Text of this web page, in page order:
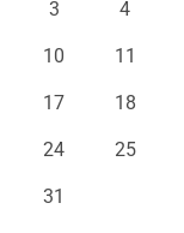
3 4
10 11
17 18
24 25
31